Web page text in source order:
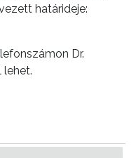
határideje:
Dr.
lehet.